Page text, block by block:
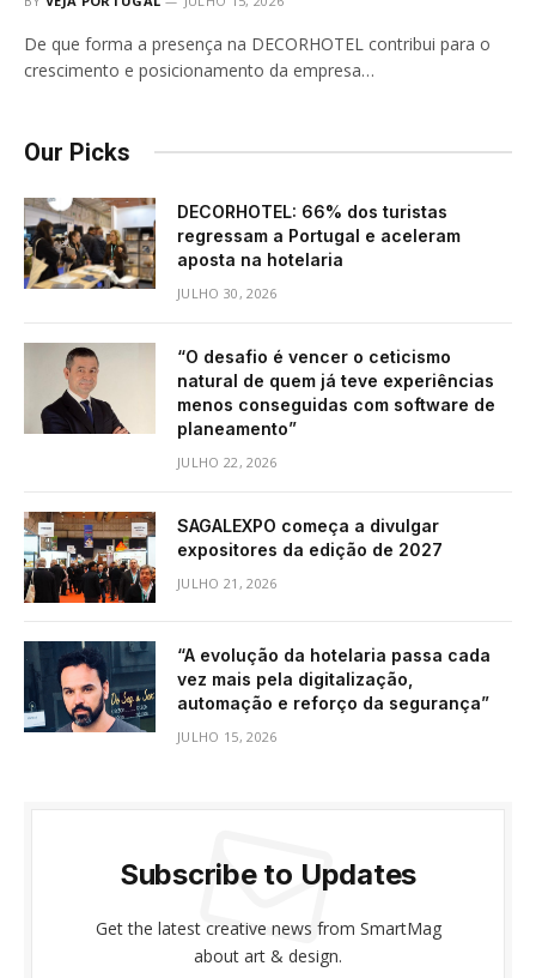
De que forma a presença na DECORHOTEL contribui para o
crescimento e posicionamento da empresa…
Our Picks
DECORHOTEL: 66% dos turistas
regressam a Portugal e aceleram
aposta na hotelaria
JULHO 30, 2026
“O desafio é vencer o ceticismo
natural de quem já teve experiências
menos conseguidas com software de
planeamento”
JULHO 22, 2026
SAGALEXPO começa a divulgar
expositores da edição de 2027
JULHO 21, 2026
“A evolução da hotelaria passa cada
vez mais pela digitalização,
automação e reforço da segurança”
JULHO 15, 2026
Subscribe to Updates
Get the latest creative news from SmartMag
about art & design.